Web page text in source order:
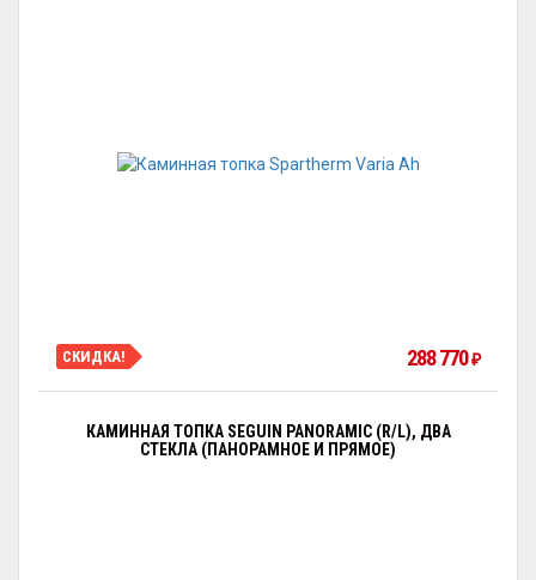
СКИДКА! 288 770 ₽
КАМИННАЯ ТОПКА SEGUIN PANORAMIC (R/L), ДВА
СТЕКЛА (ПАНОРАМНОЕ И ПРЯМОЕ)